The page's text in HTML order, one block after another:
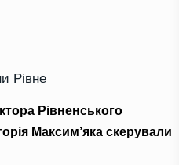
Рівне
Рівненського
Максим’яка скерували